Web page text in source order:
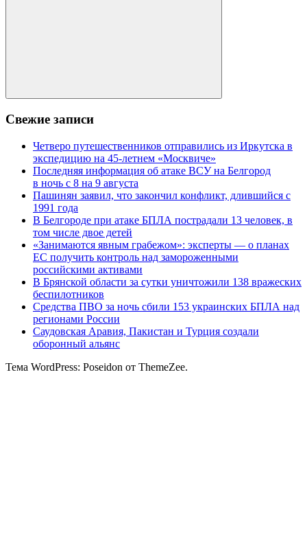
Поиск
Свежие записи
Четверо путешественников отправились из Иркутска в
экспедицию на 45-летнем «Москвиче»
Последняя информация об атаке ВСУ на Белгород
в ночь с 8 на 9 августа
Пашинян заявил, что закончил конфликт, длившийся с
1991 года
В Белгороде при атаке БПЛА пострадали 13 человек, в
том числе двое детей
«Занимаются явным грабежом»: эксперты — о планах
ЕС получить контроль над замороженными
российскими активами
В Брянской области за сутки уничтожили 138 вражеских
беспилотников
Средства ПВО за ночь сбили 153 украинских БПЛА над
регионами России
Саудовская Аравия, Пакистан и Турция создали
оборонный альянс
Тема WordPress: Poseidon от ThemeZee.